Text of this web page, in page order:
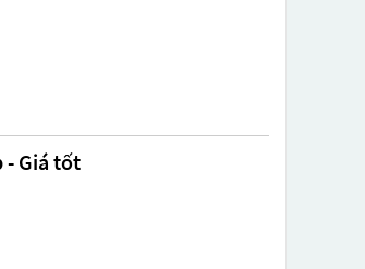
- Giá tốt